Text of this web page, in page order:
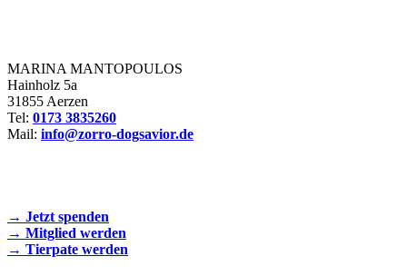
MARINA MANTOPOULOS
Hainholz 5a
31855 Aerzen
Tel: 0173 3835260
Mail: info@zorro-dogsavior.de
→ Jetzt spenden
→ Mitglied werden
→ Tierpate werden